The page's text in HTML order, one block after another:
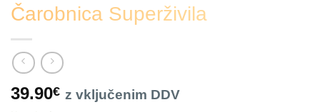
Čarobnica Superživila
39.90€ z vključenim DDV